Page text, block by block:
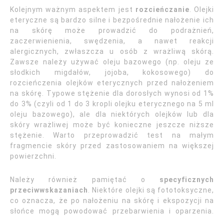
Kolejnym ważnym aspektem jest rozcieńczanie . Olejki
eteryczne są bardzo silne i bezpośrednie nałożenie ich
na skórę może prowadzić do podrażnień,
zaczerwienienia, swędzenia, a nawet reakcji
alergicznych, zwłaszcza u osób z wrażliwą skórą.
Zawsze należy używać oleju bazowego (np. oleju ze
słodkich migdałów, jojoba, kokosowego) do
rozcieńczenia olejków eterycznych przed nałożeniem
na skórę. Typowe stężenie dla dorosłych wynosi od 1%
do 3% (czyli od 1 do 3 kropli olejku eterycznego na 5 ml
oleju bazowego), ale dla niektórych olejków lub dla
skóry wrażliwej może być konieczne jeszcze niższe
stężenie. Warto przeprowadzić test na małym
fragmencie skóry przed zastosowaniem na większej
powierzchni.
Należy również pamiętać o specyficznych
przeciwwskazaniach
. Niektóre olejki są fototoksyczne,
co oznacza, że po nałożeniu na skórę i ekspozycji na
słońce mogą powodować przebarwienia i oparzenia.